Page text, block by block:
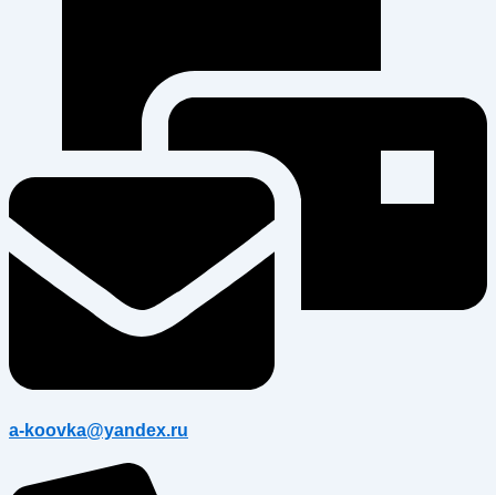
a-koovka@yandex.ru